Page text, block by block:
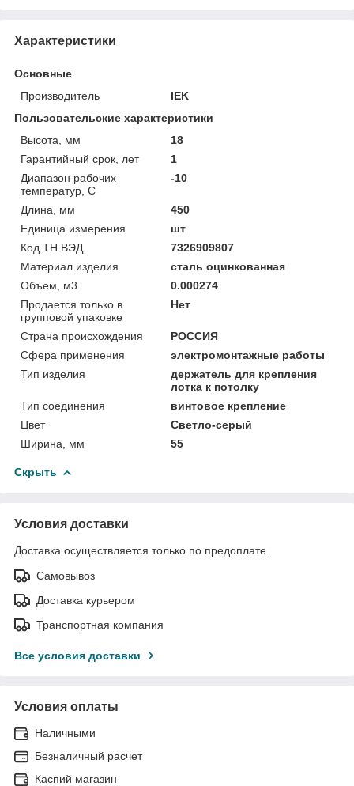
Характеристики
Основные
Производитель
IEK
Пользовательские характеристики
Высота, мм
18
Гарантийный срок, лет
1
Диапазон рабочих
температур, С
-10
Длина, мм
450
Единица измерения
шт
Код ТН ВЭД
7326909807
Материал изделия
сталь оцинкованная
Объем, м3
0.000274
Продается только в
групповой упаковке
Нет
Страна происхождения
РОССИЯ
Сфера применения
электромонтажные работы
Тип изделия
держатель для крепления
лотка к потолку
Тип соединения
винтовое крепление
Цвет
Светло-серый
Ширина, мм
55
Скрыть
Условия доставки
Доставка осуществляется только по предоплате.
Самовывоз
Доставка курьером
Транспортная компания
Все условия доставки
Условия оплаты
Наличными
Безналичный расчет
Каспий магазин